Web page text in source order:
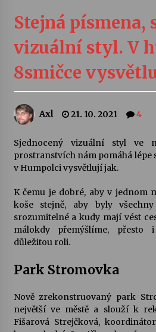
Vernisáž výstavy
30. 7. 2026
Veselí muzikanti
30. 7. 2026
šedesátka: 28. 7.–1.
28. 7. 2026
Jenakaši
28. 7. 2026
Letní koncerty ve
22. 7. 2026
Stejná písmena,
vizuální styl. V
8smičce
Axl 21. 10. 2021 4
Sjednocený vizuální styl ve
prostranstvích nám pomáhá lépe
v Humpolci vysvětlují jak.
K čemu je dobré, aby v jednom
koše stejně, aby byly
srozumitelné a kudy mají vést
málokdy přemýšlíme,
důležitou roli.
Park Stromovka
Nově zrekonstruovaný park
největší ve městě a slouží k
Fišarová Strejčková,